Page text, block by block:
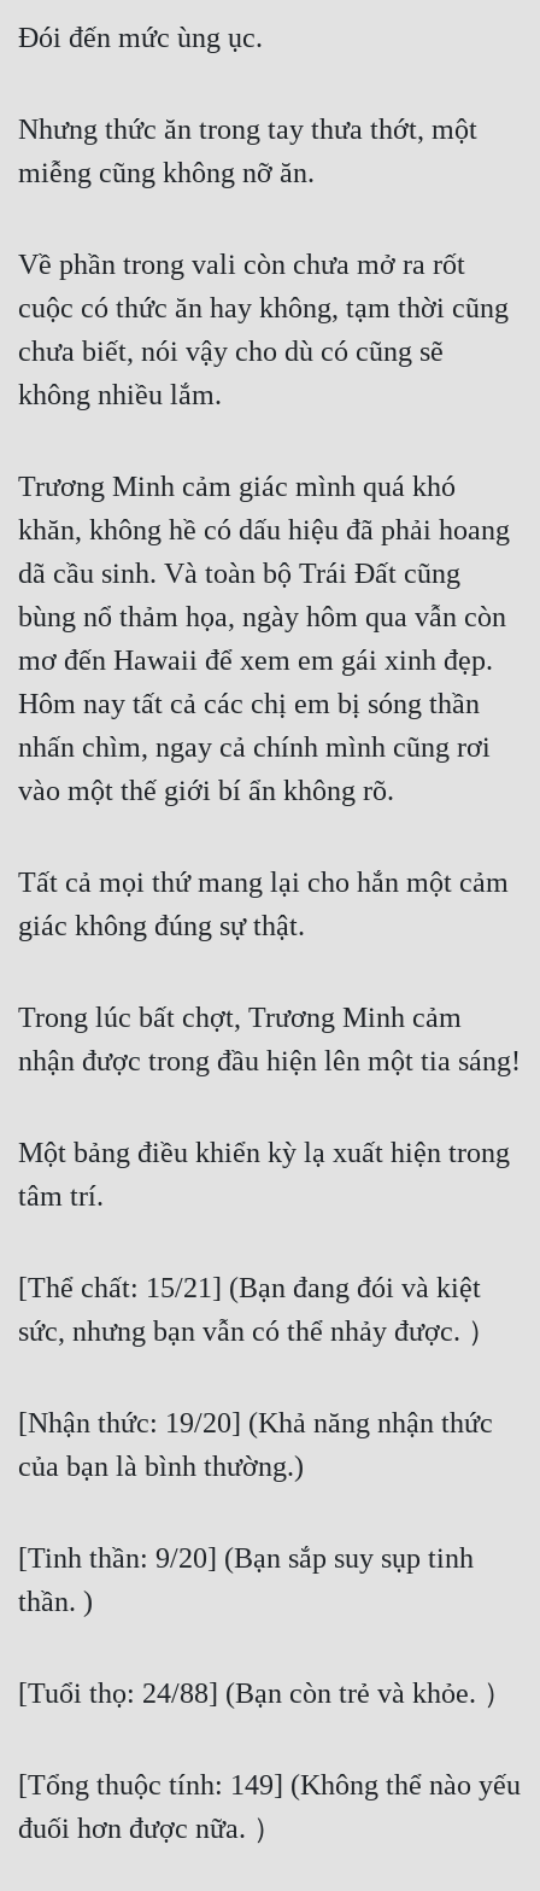
Đói đến mức ùng ục.
Nhưng thức ăn trong tay thưa thớt, một
miễng cũng không nỡ ăn.
Về phần trong vali còn chưa mở ra rốt
cuộc có thức ăn hay không, tạm thời cũng
chưa biết, nói vậy cho dù có cũng sẽ
không nhiều lắm.
Trương Minh cảm giác mình quá khó
khăn, không hề có dấu hiệu đã phải hoang
dã cầu sinh. Và toàn bộ Trái Đất cũng
bùng nổ thảm họa, ngày hôm qua vẫn còn
mơ đến Hawaii để xem em gái xinh đẹp.
Hôm nay tất cả các chị em bị sóng thần
nhấn chìm, ngay cả chính mình cũng rơi
vào một thế giới bí ẩn không rõ.
Tất cả mọi thứ mang lại cho hắn một cảm
giác không đúng sự thật.
Trong lúc bất chợt, Trương Minh cảm
nhận được trong đầu hiện lên một tia sáng!
Một bảng điều khiển kỳ lạ xuất hiện trong
tâm trí.
[Thể chất: 15/21] (Bạn đang đói và kiệt
sức, nhưng bạn vẫn có thể nhảy được. ）
[Nhận thức: 19/20] (Khả năng nhận thức
của bạn là bình thường.)
[Tinh thần: 9/20] (Bạn sắp suy sụp tinh
thần. )
[Tuổi thọ: 24/88] (Bạn còn trẻ và khỏe. ）
[Tổng thuộc tính: 149] (Không thể nào yếu
đuối hơn được nữa. ）